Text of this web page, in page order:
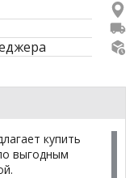
купить
выгодным